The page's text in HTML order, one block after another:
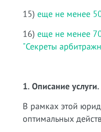
15) еще не менее
16) еще не менее
"Секреты
1. Описание услуги.
В рамках этой
оптимальных